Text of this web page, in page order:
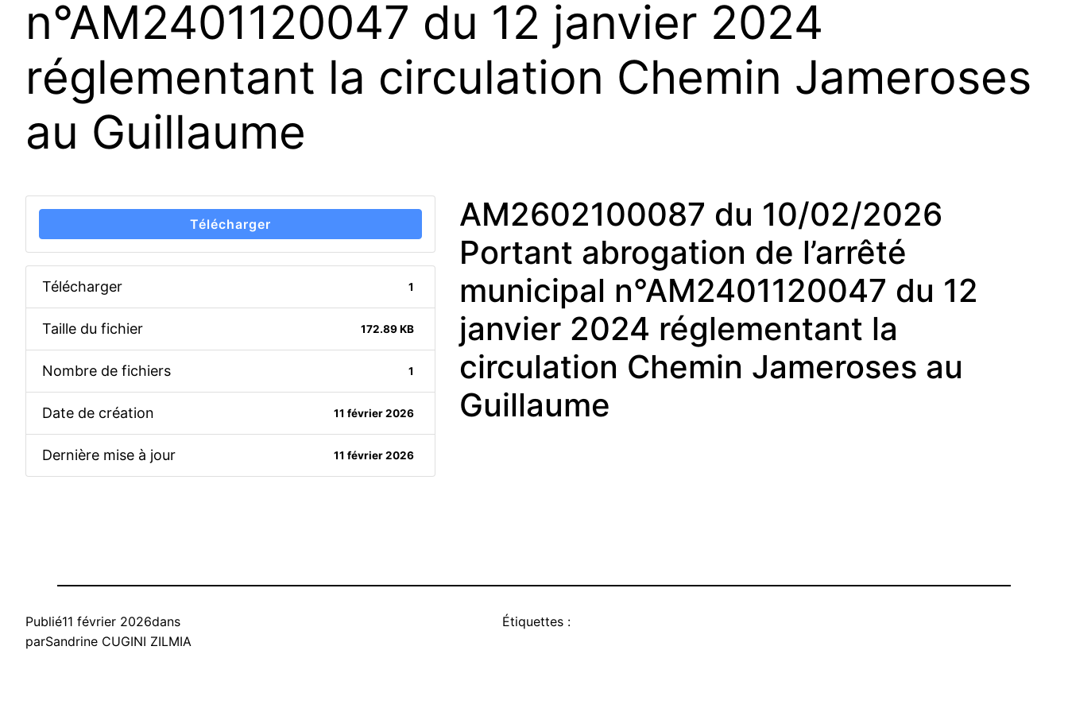
n°AM2401120047 du 12 janvier 2024
réglementant la circulation Chemin Jameroses
au Guillaume
Télécharger
Télécharger 1
Taille du fichier 172.89 KB
Nombre de fichiers 1
Date de création 11 février 2026
Dernière mise à jour 11 février 2026
AM2602100087 du 10/02/2026
Portant abrogation de l’arrêté
municipal n°AM2401120047 du 12
janvier 2024 réglementant la
circulation Chemin Jameroses au
Guillaume
Publié11 février 2026dans
parSandrine CUGINI ZILMIA
Étiquettes :